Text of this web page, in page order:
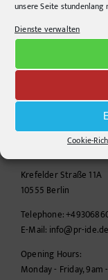
unsere Seite
Dienste verwalten
Cookie-
Krefelder Straße 11A
10555 Berlin
Telephone:
E-Mail: info@pr-ide.de
Opening Hours:
Monday - Friday, 9am